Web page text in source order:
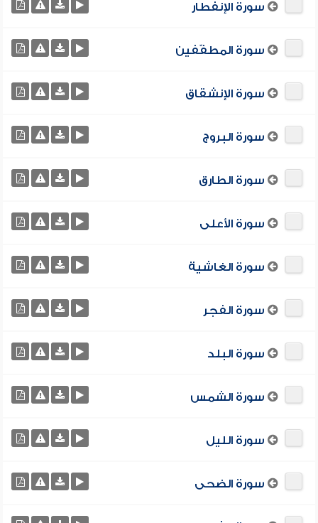
سورة الإنفطار
سورة المطفّفين
سورة الإنشقاق
سورة البروج
سورة الطارق
سورة الأعلى
سورة الغاشية
سورة الفجر
سورة البلد
سورة الشمس
سورة الليل
سورة الضحى